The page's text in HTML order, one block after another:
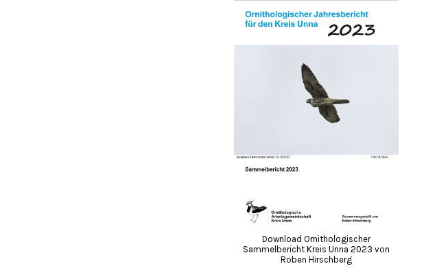
Download Ornithologischer
Sammelbericht Kreis Unna 2023 von
Roben Hirschberg